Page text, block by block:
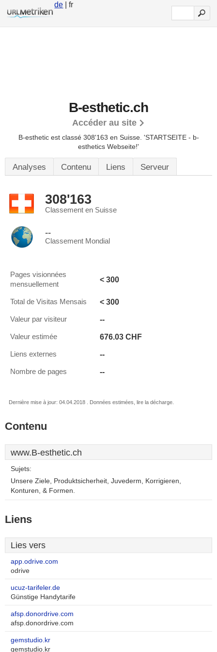
de | fr
B-esthetic.ch
Accéder au site
B-esthetic est classé 308'163 en Suisse. 'STARTSEITE - b-
esthetics Webseite!'
Analyses Contenu Liens Serveur
308'163
Classement en Suisse
--
Classement Mondial
Pages visionnées
mensuellement
< 300
Total de Visitas Mensais < 300
Valeur par visiteur --
Valeur estimée 676.03 CHF
Liens externes --
Nombre de pages --
Dernière mise à jour: 04.04.2018 . Données estimées, lire la décharge.
Contenu
www.B-esthetic.ch
Sujets:
Unsere Ziele, Produktsicherheit, Juvederm, Korrigieren,
Konturen, & Formen.
Liens
Lies vers
app.odrive.com
odrive
ucuz-tarifeler.de
Günstige Handytarife
afsp.donordrive.com
afsp.donordrive.com
gemstudio.kr
gemstudio.kr